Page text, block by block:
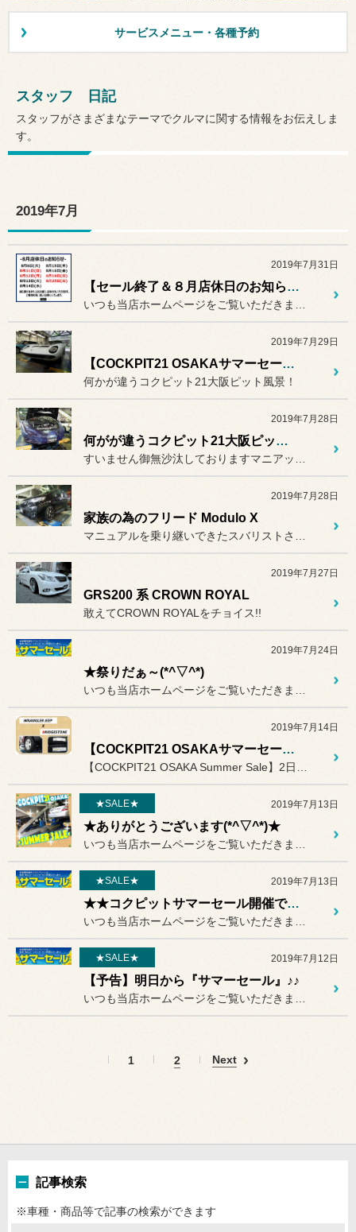
サービスメニュー・各種予約
スタッフ 日記
スタッフがさまざまなテーマでクルマに関する情報をお伝えしま
す。
2019年7月
2019年7月31日
【セール終了＆８月店休日のお知らせ】
2019年7月29日
【COCKPIT21 OSAKAサマーセール】終了まで後２日！！
何かが違うコクピット21大阪ピット風景！
2019年7月28日
何がが違うコクピット21大阪ピット風景・・・
2019年7月28日
家族の為のフリード Modulo X
2019年7月27日
GRS200 系 CROWN ROYAL
敢えてCROWN ROYALをチョイス!!
2019年7月24日
★祭りだぁ～(*^▽^*)
2019年7月14日
【COCKPIT21 OSAKAサマーセール】大好評☆
★SALE★ 2019年7月13日
★ありがとうございます(*^▽^*)★
★SALE★ 2019年7月13日
★★コクピットサマーセール開催です★★
★SALE★ 2019年7月12日
【予告】明日から『サマーセール』♪♪
1 2 Next
記事検索
※車種・商品等で記事の検索ができます